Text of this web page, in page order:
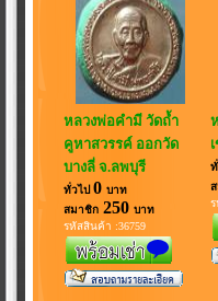
หลวงพ่อคำมี วัดถ้ำ
คูหาสวรรค์ ออกวัด
บางลี่ จ.ลพบุรี
ทั่วไป 0 บาท
สมาชิก 250 บาท
รหัสสินค้า :36759